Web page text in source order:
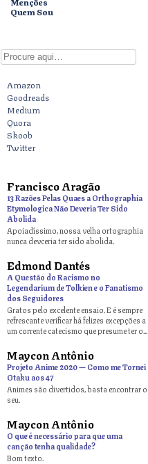
Quem Sou
Digite aqui
Amazon
Goodreads
Medium
Quora
Skoob
Twitter
Francisco Aragão
13 Razões Pelas Quaes a Orthographia
Etymologica Não Deveria Ter Sido
Abolida
Apoiadíssimo, nossa velha ortographia
nunca devceria ter sido abolida.
Edmond Dantés
A Questão do Racismo no
Legendarium de Tolkien e o Fanatismo
dos Seguidores
Gratos pelo excelente ensaio. E é sempre
refrescante verificar há felizes excepções a
um corrente catecismo que presume ter o...
Maycon Antônio
Projeto Anime 2020 — Como me Tornei
Otaku aos 47
Animes são divertidos, basta encontrar o
seu.
Maycon Antônio
O que é necessário para que uma
canção tenha qualidade?
Bom texto.